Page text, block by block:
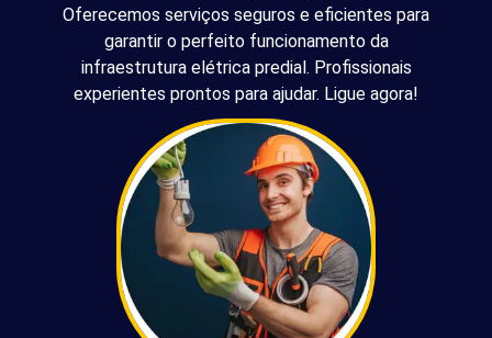
Oferecemos serviços seguros e eficientes para
garantir o perfeito funcionamento da
infraestrutura elétrica predial. Profissionais
experientes prontos para ajudar. Ligue agora!